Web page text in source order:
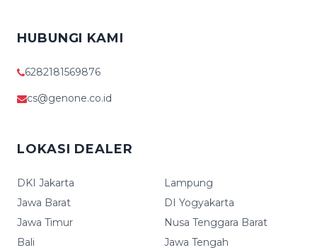
HUBUNGI KAMI
6282181569876
cs@genone.co.id
LOKASI DEALER
DKI Jakarta
Lampung
Jawa Barat
DI Yogyakarta
Jawa Timur
Nusa Tenggara Barat
Bali
Jawa Tengah